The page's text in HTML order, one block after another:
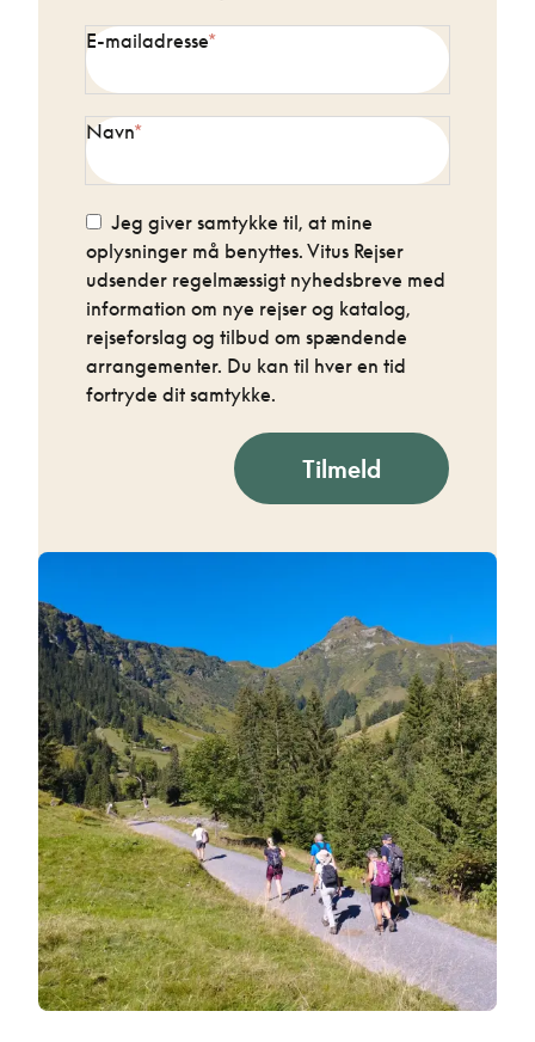
E-mailadresse
Navn
Jeg giver samtykke til, at mine
oplysninger må benyttes. Vitus Rejser
udsender regelmæssigt nyhedsbreve med
information om nye rejser og katalog,
rejseforslag og tilbud om spændende
arrangementer. Du kan til hver en tid
fortryde dit samtykke.
Tilmeld